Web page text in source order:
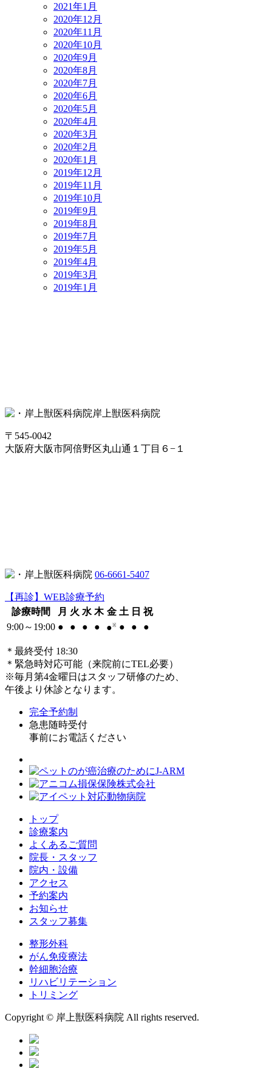
2021年1月
2020年12月
2020年11月
2020年10月
2020年9月
2020年8月
2020年7月
2020年6月
2020年5月
2020年4月
2020年3月
2020年2月
2020年1月
2019年12月
2019年11月
2019年10月
2019年9月
2019年8月
2019年7月
2019年5月
2019年4月
2019年3月
2019年1月
岸上獣医科病院
〒545-0042
大阪府大阪市阿倍野区丸山通１丁目６−１
06-6661-5407
【再診】WEB診療予約
診療時間
月 火 水 木 金 土 日 祝
9:00～19:00 ● ● ● ● ●※ ● ● ●
＊最終受付 18:30
＊緊急時対応可能（来院前にTEL必要）
※毎月第4金曜日はスタッフ研修のため、
午後より休診となります。
完全予約制
急患随時受付
事前にお電話ください
トップ
診療案内
よくあるご質問
院長・スタッフ
院内・設備
アクセス
予約案内
お知らせ
スタッフ募集
整形外科
がん免疫療法
幹細胞治療
リハビリテーション
トリミング
Copyright © 岸上獣医科病院 All rights reserved.